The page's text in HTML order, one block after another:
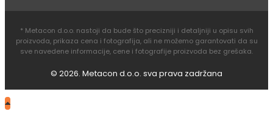
* Metacon d.o.o. nastoji da bude što precizniji i detaljniji u opisu svih
proizvoda, prikaza cena i fotografija, ali ne možemo garantovati da su
sve navedene informacije, cene i fotografije proizvoda bez grešaka.
© 2026. Metacon d.o.o. sva prava zadržana